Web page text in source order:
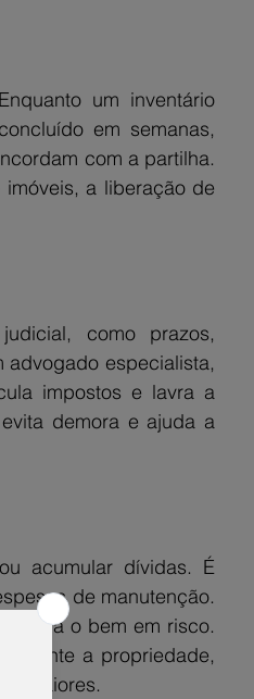
um inventário
em semanas,
com a partilha.
a liberação de
como prazos,
advogado especialista,
impostos e lavra a
demora e ajuda a
acumular dívidas. É
de manutenção.
o bem em risco.
a propriedade,
maiores.